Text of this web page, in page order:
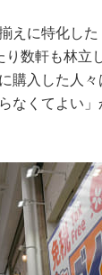
えに特化した
数軒も林立
購入した人
なくてよい